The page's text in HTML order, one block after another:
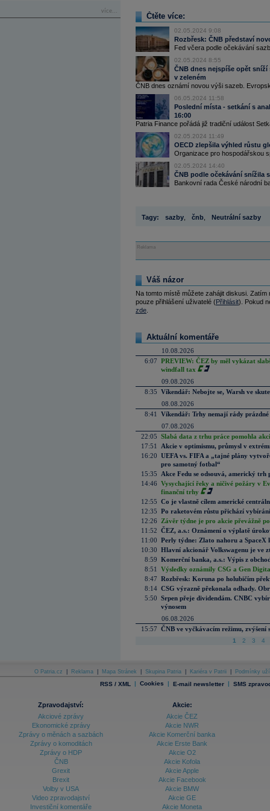
více...
Čtěte více:
02.05.2024 9:08
Rozbřesk: ČNB představí
Fed včera podle očekávání
02.05.2024 8:55
ČNB dnes nejspíše opět
v zeleném
ČNB dnes oznámí novou výši sazeb.
06.05.2024 11:58
Poslední místa - setkání s
16:00
Patria Finance pořádá již tradiční událost
02.05.2024 11:49
OECD zlepšila výhled růstu
Organizace pro hospodářskou
02.05.2024 14:40
ČNB podle očekávání snížila
Bankovní rada České národní
Tagy: sazby čnb Neutrální sazby
Reklama
Váš názor
Na tomto místě můžete zahájit diskusi.
pouze přihlášení uživatelé (Přihlásit). Pokud
zde
Aktuální komentáře
10.08.2026
6:07 PREVIEW: ČEZ by měl vykázat
windfall tax
09.08.2026
8:35 Víkendář: Nebojte se, Warsh ve
08.08.2026
8:41
Víkendář: Trhy nemají rády prázdné
07.08.2026
22:05 Slabá data z trhu práce pomohla
17:51
Akcie v optimismu, průmysl v
16:20 UEFA vs. FIFA a „tajné plány
pro samotný fotbal“
15:35
Akce Fedu se odsouvá, americký
14:46 Vysychající řeky a ničivé požáry v
finanční trhy
12:55 Co je vlastně cílem americké
12:35 Po raketovém růstu přichází
12:26
Závěr týdne je pro akcie převážně
11:52 ČEZ, a.s.: Oznámení o výplatě
11:00 Perly týdne: Zlato nahoru a SpaceX
10:30 Hlavní akcionář Volkswagenu je ve
8:59 Komerční banka, a.s.: Výpis z
8:51
Výsledky oznámily CSG a Gen
8:47 Rozbřesk: Koruna po holubičím
8:14 CSG výrazně překonala odhady.
5:50 Srpen přeje dividendám. CNBC
výnosem
06.08.2026
15:57 ČNB ve vyčkávacím režimu, zvýšení
1 2 3 4
O Patria.cz Reklama Mapa Stránek Skupina Patria Kariéra v Patrii Podmínky
RSS / XML | Cookies | E-mail newsletter | SMS
Zpravodajství:
Akciové zprávy
Ekonomické zprávy
Zprávy o měnách a sazbách
Zprávy o komoditách
Zprávy o HDP
ČNB
Grexit
Brexit
Volby v USA
Video zpravodajství
Investiční komentáře
Akcie:
Akcie ČEZ
Akcie NWR
Akcie Komerční banka
Akcie Erste Bank
Akcie O2
Akcie Kofola
Akcie Apple
Akcie Facebook
Akcie BMW
Akcie GE
Akcie Moneta